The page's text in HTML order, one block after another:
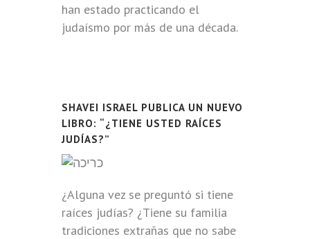
han estado practicando el
judaísmo por más de una década.
SHAVEI ISRAEL PUBLICA UN NUEVO
LIBRO: “¿TIENE USTED RAÍCES
JUDÍAS?”
¿Alguna vez se preguntó si tiene
raíces judías? ¿Tiene su familia
tradiciones extrañas que no sabe